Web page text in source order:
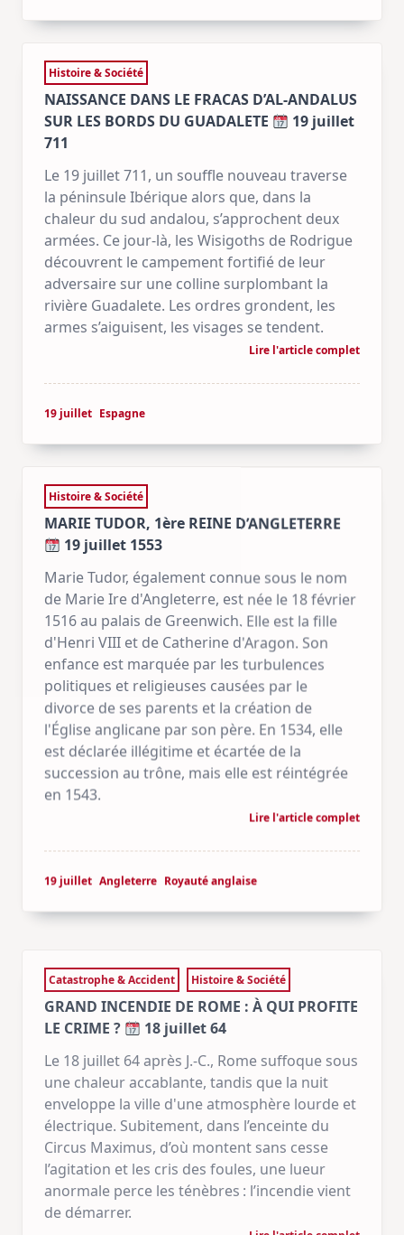
Histoire & Société
NAISSANCE DANS LE FRACAS D’AL-ANDALUS
SUR LES BORDS DU GUADALETE
19 juillet
711
Le 19 juillet 711, un souffle nouveau traverse
la péninsule Ibérique alors que, dans la
chaleur du sud andalou, s’approchent deux
armées. Ce jour-là, les Wisigoths de Rodrigue
découvrent le campement fortifié de leur
adversaire sur une colline surplombant la
rivière Guadalete. Les ordres grondent, les
armes s’aiguisent, les visages se tendent.
Lire l'article complet
19 juillet Espagne
Histoire & Société
MARIE TUDOR, 1ère REINE D’ANGLETERRE
19 juillet 1553
Marie Tudor, également connue sous le nom
de Marie Ire d'Angleterre, est née le 18 février
1516 au palais de Greenwich. Elle est la fille
d'Henri VIII et de Catherine d'Aragon. Son
enfance est marquée par les turbulences
politiques et religieuses causées par le
divorce de ses parents et la création de
l'Église anglicane par son père. En 1534, elle
est déclarée illégitime et écartée de la
succession au trône, mais elle est réintégrée
en 1543.
Lire l'article complet
19 juillet Angleterre Royauté anglaise
GRAND INCENDIE DE ROME : À QUI PROFITE
LE CRIME ?
18 juillet 64
une chaleur accablante, tandis que la nuit
enveloppe la ville d'une atmosphère lourde et
électrique. Subitement, dans l’enceinte du
Circus Maximus, d’où montent sans cesse
l’agitation et les cris des foules, une lueur
anormale perce les ténèbres : l’incendie vient
de démarrer.